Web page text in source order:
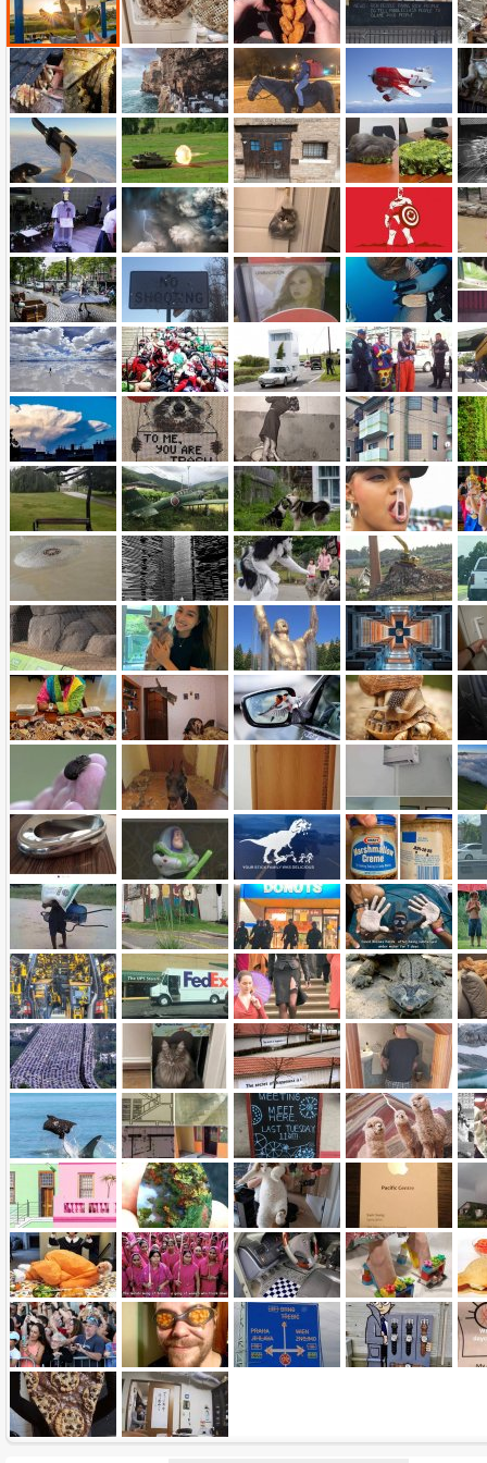
Name:
E-Mail-Adresse (optional):
Kommentar:
Alle HTML-Tags außer <br>, <strike> und <i> werden aus Deinem Kommentar entfernt.
URLs werden automatisch umgewandelt. Bitte verwende "www." oder "http://" in URLs
Ich möchte eine E-Mail, wenn zu meinem Kommentar Antworten erscheinen.
Ich möchte eine E-Mail, wenn auf dieser Seite weitere Kommentare erscheinen.